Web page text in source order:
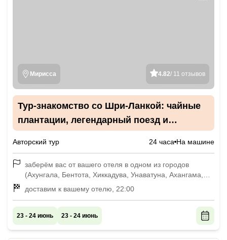
4.82/ 11 отзывов
Мирисса
Тур-знакомство со Шри-Ланкой: чайные
плантации, легендарный поезд и
Авторский тур 24 часа На машине
заберём вас от вашего отеля в одном из городов
(Ахунгала, Бентота, Хиккадува, Унаватуна, Ахангама,
Велигама, Мирисса и других, обсуждается при
бронировании), 2:00-4:00
доставим к вашему отелю, 22:00
23 - 24 июнь 23 - 24 июнь